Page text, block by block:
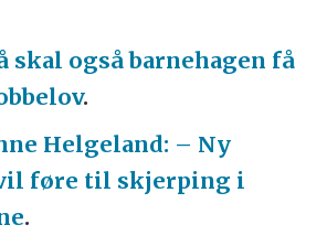
skal også barnehagen få
.
Helgeland: – Ny
føre til skjerping i
.